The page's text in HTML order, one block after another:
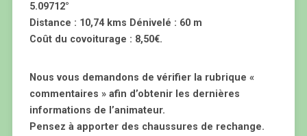
5.09712°
Distance : 10,74 kms Dénivelé : 60 m
Coût du covoiturage : 8,50€.
Nous vous demandons de vérifier la rubrique «
commentaires » afin d’obtenir les dernières
informations de l’animateur.
Pensez à apporter des chaussures de rechange.